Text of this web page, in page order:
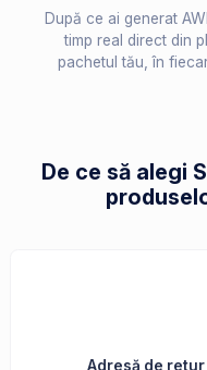
După ce ai generat
timp real direct din
pachetul tău, în
De ce să alegi
Adresă de